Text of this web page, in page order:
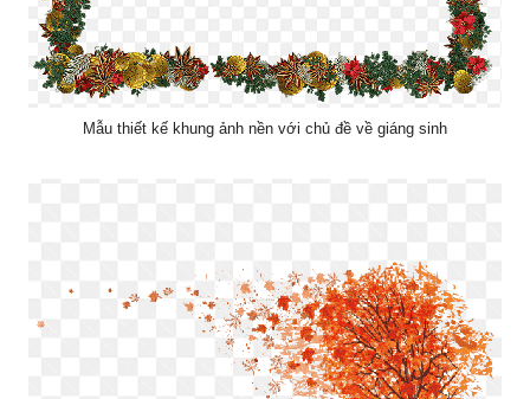
Mẫu thiết kế khung ảnh nền với chủ đề về giáng sinh